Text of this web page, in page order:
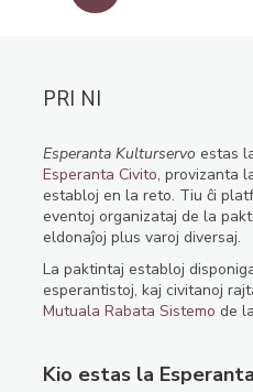
PRI NI
Esperanta Kulturservo estas
Esperanta Civito, provizanta
establoj en la reto. Tiu ĉi
eventoj organizataj de la
eldonaĵoj plus varoj diversaj.
La paktintaj establoj
esperantistoj, kaj civitanoj
Mutuala Rabata Sistemo de
Kio estas la